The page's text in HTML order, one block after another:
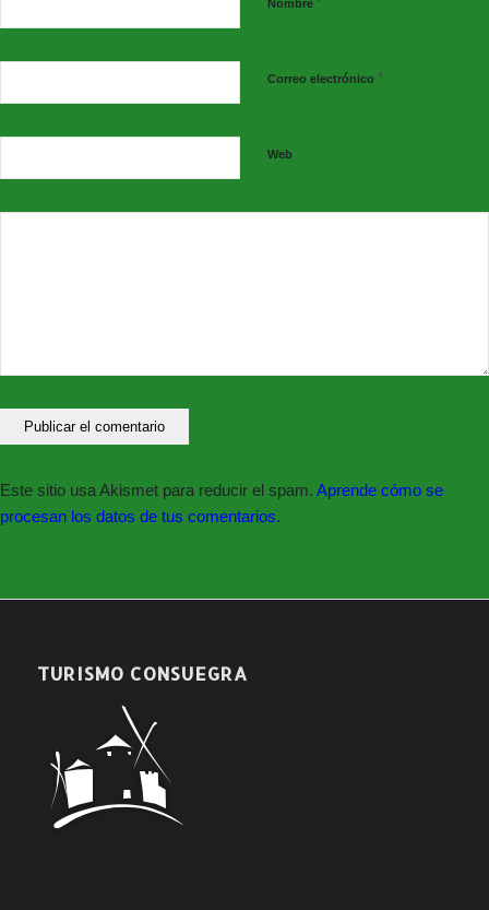
Nombre
Correo electrónico *
Web
Este sitio usa Akismet para reducir el spam. Aprende cómo se
procesan los datos de tus comentarios.
TURISMO CONSUEGRA